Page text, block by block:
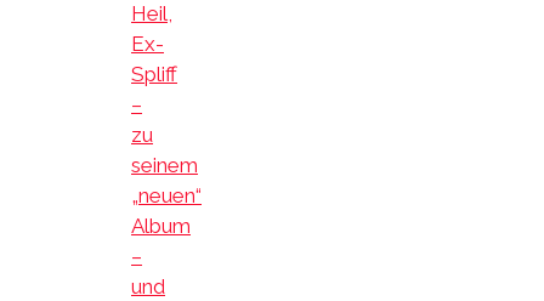
Heil,
Ex-
Spliff
–
zu
seinem
„neuen“
Album
–
und